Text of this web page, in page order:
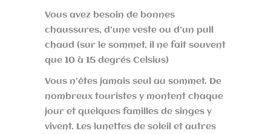
Vous avez besoin de bonnes
chaussures, d’une veste ou d’un pull
chaud (sur le sommet, il ne fait souvent
que 10 à 15 degrés Celsius)
Vous n’êtes jamais seul au sommet. De
nombreux touristes y montent chaque
jour et quelques familles de singes y
vivent. Les lunettes de soleil et autres